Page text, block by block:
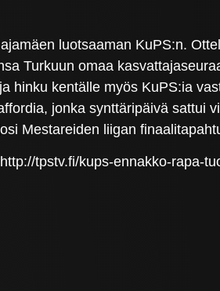
luotsaaman KuPS:n.
Turkuun omaa
hinku kentälle myös KuPS:ia
jonka synttäripäivä sattui
Mestareiden liigan
tpstv.fi/kups-ennakko-rapa-